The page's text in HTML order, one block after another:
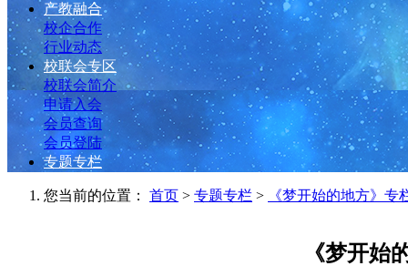
产教融合
校企合作
行业动态
校联会专区
校联会简介
申请入会
会员查询
会员登陆
专题专栏
您当前的位置： 首页 > 专题专栏 > 《梦开始的地方》专
《梦开始